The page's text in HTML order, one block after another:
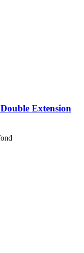
Extension